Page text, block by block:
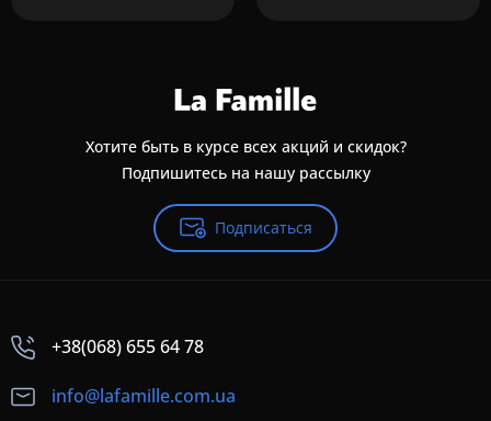
Хотите быть в курсе всех акций и скидок?
Подпишитесь на нашу рассылку
Подписаться
+38(068) 655 64 78
info@lafamille.com.ua